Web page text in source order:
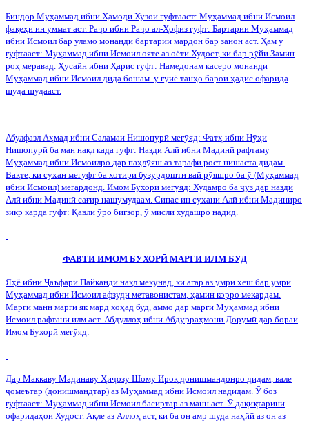
Биндор Муҳаммад ибни Ҳамоди Хузоӣ гуфтааст: Муҳаммад ибни Исмоил
фақеҳи ин уммат аст. Раҷо ибни Раҷо ал-Ҳофиз гуфт: Бартарии Муҳаммад
ибни Исмоил бар уламо монанди бартарии мардон бар занон аст. Ҳам ӯ
гуфтааст: Муҳаммад ибни Исмоил ояте аз оёти Худост, ки бар рӯйи Замин
роҳ меравад Ҳусайн ибни Ҳарис гуфт: Намедонам касеро монанди
Муҳаммад ибни Исмоил дида бошам ӯ гӯиё танҳо барои ҳадис офарида
шуда шудааст.
Абулфазл Аҳмад ибни Саламаи Нишопурӣ мегӯяд: Фатҳ ибни Нӯҳи
Нишопурӣ ба ман нақл када гуфт: Назди Алӣ ибни Мадинӣ рафтаму
Муҳаммад ибни Исмоилро дар паҳлӯяш аз тарафи рост нишаста дидам.
Вақте, ки сухан мегуфт ба хотири бузурдошти вай рӯяшро ба ӯ (Муҳаммад
ибни Исмоил) мегардонд. Имом Бухорӣ мегӯяд: Худамро ба ҷуз дар назди
Алӣ ибни Мадинӣ сағир нашумудаам. Сипас ин сухани Алӣ ибни Мадиниро
зикр карда гуфт: Қавли ӯро бигзор, ӯ мисли худашро надид.
ФАВТИ ИМОМ БУХОРӢ МАРГИ ИЛМ БУД
Яҳё ибни Ҷаъфари Пайкандӣ нақл мекунад, ки агар аз умри хеш бар умри
Муҳаммад ибни Исмоил афзудн метавонистам, ҳамин корро мекардам.
Марги манн марги як мард хоҳад буд, аммо дар марги Муҳаммад ибни
Исмоил рафтани илм аст. Абдуллоҳ ибни Абдурраҳмони Дорумӣ дар бораи
Имом Бухорӣ мегӯяд:
Дар Маккаву Мадинаву Ҳиҷозу Шому Ироқ донишмандонро дидам вале
ҷомеътар (донишмандтар) аз Муҳаммад ибни Исмоил надидам Ӯ боз
гуфтааст: Муҳаммад ибни Исмоил басиртар аз манн аст. Ӯ дақиқтарини
офаридаҳои Худост. Ақле аз Аллоҳ аст, ки ба он амр шуда наҳйӣ аз он аз